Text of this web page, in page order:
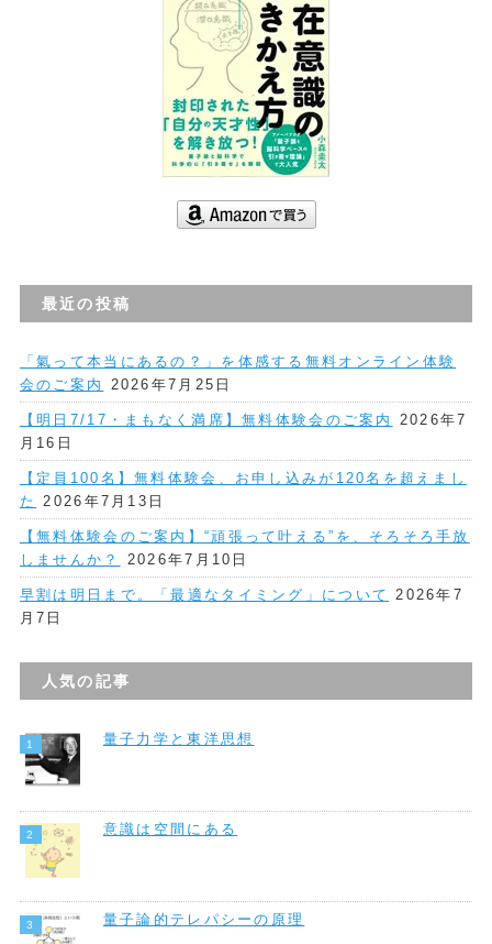
最近の投稿
「氣って本当にあるの？」を体感する無料オンライン体験
会のご案内
2026年7月25日
【明日7/17・まもなく満席】無料体験会のご案内
2026年7
月16日
【定員100名】無料体験会、お申し込みが120名を超えまし
た
2026年7月13日
【無料体験会のご案内】“頑張って叶える”を、そろそろ手放
しませんか？
2026年7月10日
早割は明日まで。「最適なタイミング」について
2026年7
月7日
人気の記事
量子力学と東洋思想
意識は空間にある
量子論的テレパシーの原理